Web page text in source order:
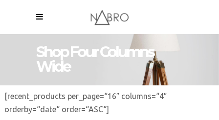
Shop Four Columns
Wide
[recent_products per_page=“16″ columns=“4″
orderby=“date“ order=“ASC“]